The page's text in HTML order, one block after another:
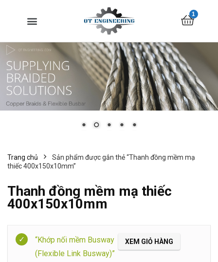
1
Trang chủ
Sản phẩm được gắn thẻ “Thanh đồng mềm mạ
thiếc 400x150x10mm”
Thanh đồng mềm mạ thiếc
400x150x10mm
XEM GIỎ HÀNG
“Khớp nối mềm Busway
(Flexible Link Busway)”